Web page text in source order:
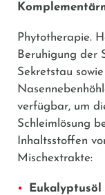
Phytotherapie.
Beruhigung der
Sekretstau
verfügbar, um
Schleimlösung
Inhaltsstoffen
Mischextrakte:
Eukalyptusöl